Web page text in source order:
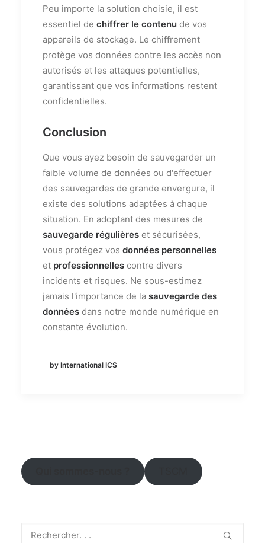
Peu importe la solution choisie, il est
essentiel de chiffrer le contenu de vos
appareils de stockage. Le chiffrement
protège vos données contre les accès non
autorisés et les attaques potentielles,
garantissant que vos informations restent
confidentielles.
Conclusion
Que vous ayez besoin de sauvegarder un
faible volume de données ou d'effectuer
des sauvegardes de grande envergure, il
existe des solutions adaptées à chaque
situation. En adoptant des mesures de
sauvegarde régulières et sécurisées,
vous protégez vos données personnelles
et professionnelles contre divers
incidents et risques. Ne sous-estimez
jamais l'importance de la sauvegarde des
données dans notre monde numérique en
constante évolution.
by International ICS